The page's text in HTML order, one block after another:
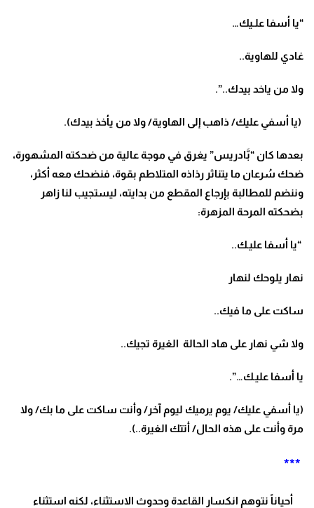
“يا أسفا علـيك…
غادي للهاوية..
ولا من ياخد بيدك..”.
(يا أسفي عليك/ ذاهب إلى الهاوية/ ولا من يأخذ بيدك).
بعدها كان “بَّادريس” يغرق في موجة عالية من ضحكته المشهورة،
ضحك سُرعان ما يتناثر رذاذه المتلاطم بقوة، فنضحك معه أكثر،
وننضم للمطالبة بإرجاع المقطع من بدايته، ليستجيب لنا زاهر
بضحكته المرحة المزهرة:
“يا أسفا عليـك..
نهار يلوحك لنهار
ساكت على ما فيك..
ولا شي نهار على هاد الحالة الغيرة تجيك..
يا أسفا عليـك…”.
(يا أسفي عليك/ يوم يرميك ليوم آخر/ وأنت ساكت على ما بك/ ولا
مرة وأنت على هذه الحال/ أتتك الغيرة..).
***
أحياناً نتوهم انكسار القاعدة وحدوث الاستثناء، لكنه استثناء